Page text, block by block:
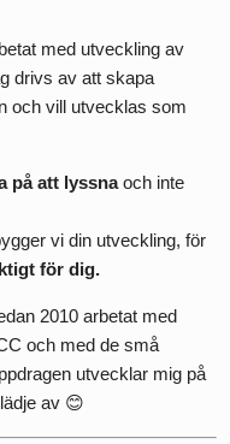
med utveckling av
drivs av att skapa
och vill utvecklas som
på att lyssnaoch inte
vi din utveckling, för
för dig.
2010 arbetat med
och med de små
utvecklar mig på
av 😊